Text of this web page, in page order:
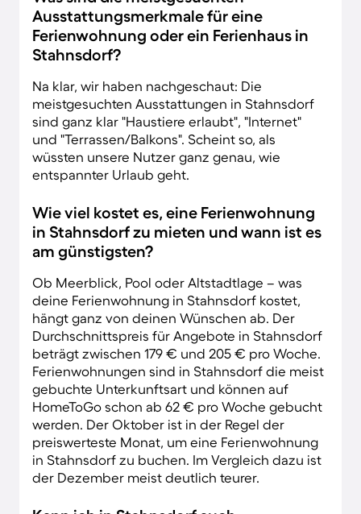
Ausstattungsmerkmale für eine
Ferienwohnung oder ein Ferienhaus in
Stahnsdorf?
Na klar, wir haben nachgeschaut: Die
meistgesuchten Ausstattungen in Stahnsdorf
sind ganz klar "Haustiere erlaubt", "Internet"
und "Terrassen/Balkons". Scheint so, als
wüssten unsere Nutzer ganz genau, wie
entspannter Urlaub geht.
Wie viel kostet es, eine Ferienwohnung
in Stahnsdorf zu mieten und wann ist es
am günstigsten?
Ob Meerblick, Pool oder Altstadtlage – was
deine Ferienwohnung in Stahnsdorf kostet,
hängt ganz von deinen Wünschen ab. Der
Durchschnittspreis für Angebote in Stahnsdorf
beträgt zwischen 179 € und 205 € pro Woche.
Ferienwohnungen sind in Stahnsdorf die meist
gebuchte Unterkunftsart und können auf
HomeToGo schon ab 62 € pro Woche gebucht
werden. Der Oktober ist in der Regel der
preiswerteste Monat, um eine Ferienwohnung
in Stahnsdorf zu buchen. Im Vergleich dazu ist
der Dezember meist deutlich teurer.